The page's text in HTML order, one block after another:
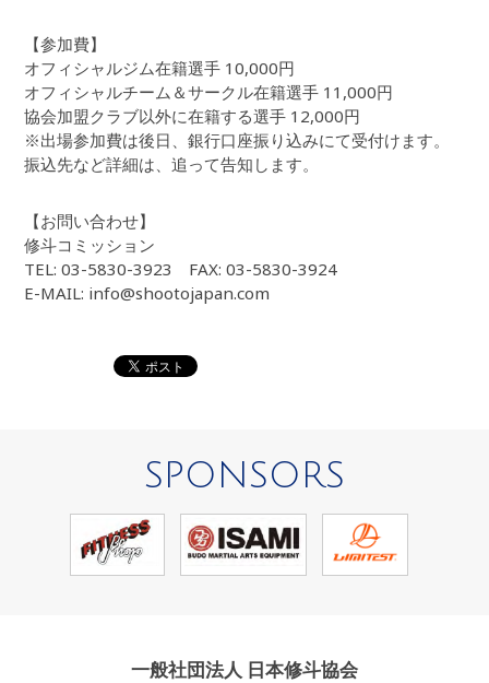
【参加費】
オフィシャルジム在籍選手 10,000円
オフィシャルチーム＆サークル在籍選手 11,000円
協会加盟クラブ以外に在籍する選手 12,000円
※出場参加費は後日、銀行口座振り込みにて受付けます。
振込先など詳細は、追って告知します。
【お問い合わせ】
修斗コミッション
TEL: 03-5830-3923 FAX: 03-5830-3924
E-MAIL: info@shootojapan.com
SPONSORS
一般社団法人 日本修斗協会